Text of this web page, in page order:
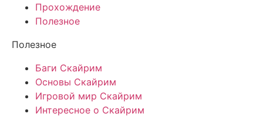
Прохождение
Полезное
Полезное
Баги Скайрим
Основы Скайрим
Игровой мир Скайрим
Интересное о Скайрим